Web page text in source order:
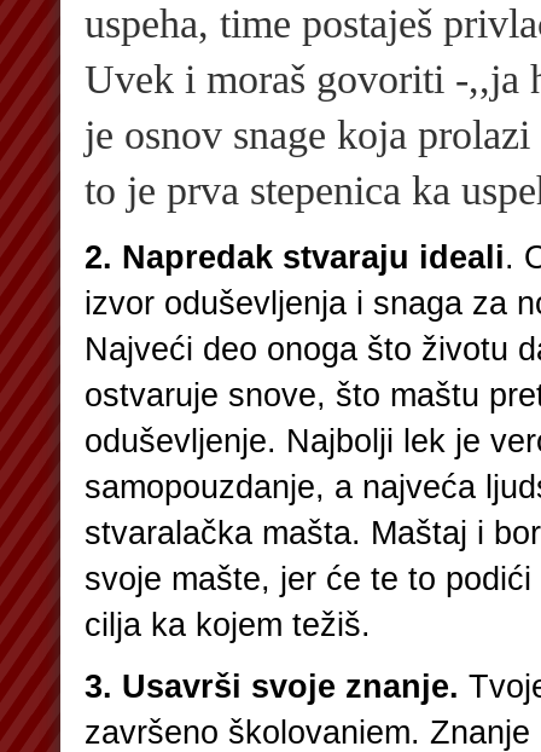
uspeha, time postaješ
Uvek i moraš govoriti -,,ja
je osnov snage koja
to je prva stepenica ka
2. Napredak stvaraju ideali.
izvor oduševljenja i snaga za
Najveći deo onoga što životu
ostvaruje snove, što maštu
oduševljenje. Najbolji lek je
samopouzdanje, a najveća
stvaralačka mašta. Maštaj i
svoje mašte, jer će te to
cilja ka kojem težiš.
3. Usavrši svoje znanje.
završeno školovaniem.